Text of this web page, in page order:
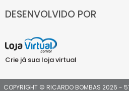
DESENVOLVIDO POR
Crie já sua loja virtual
COPYRIGHT © RICARDO BOMBAS 2026